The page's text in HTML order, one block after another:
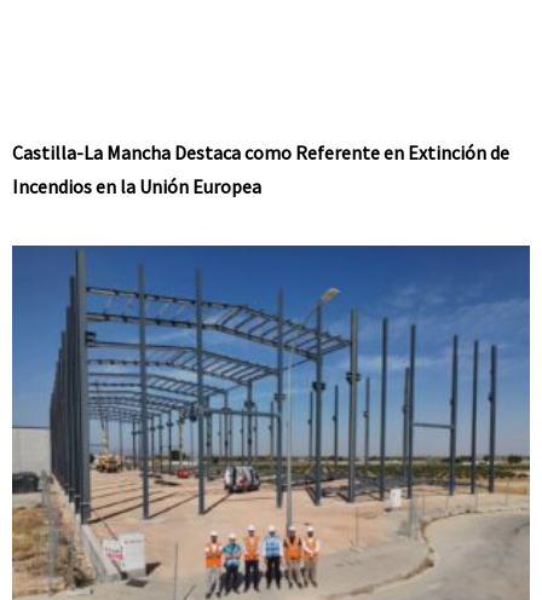
Castilla-La Mancha Destaca como Referente en Extinción de
Incendios en la Unión Europea